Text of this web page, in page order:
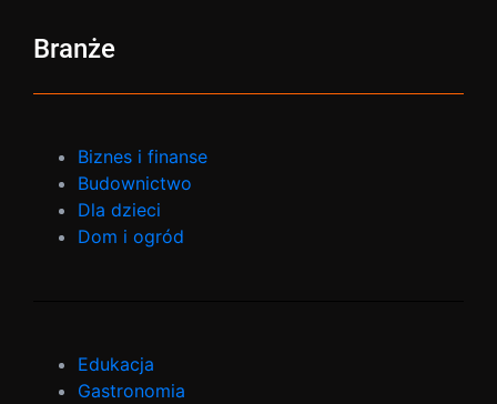
Branże
Biznes i finanse
Budownictwo
Dla dzieci
Dom i ogród
Edukacja
Gastronomia